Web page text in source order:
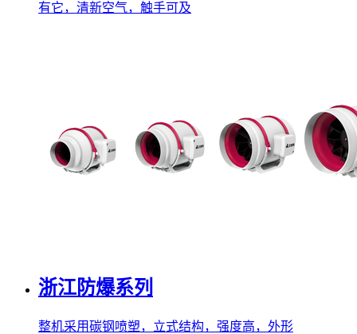
有它，清新空气，触手可及
浙江防爆系列
整机采用碳钢喷塑，立式结构，强度高，外形